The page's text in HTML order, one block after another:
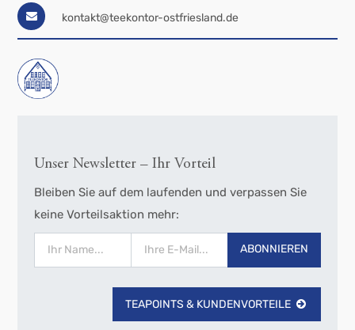
kontakt@teekontor-ostfriesland.de
Unser Newsletter – Ihr Vorteil
Bleiben Sie auf dem laufenden und verpassen Sie
keine Vorteilsaktion mehr:
ABONNIEREN
TEAPOINTS & KUNDENVORTEILE